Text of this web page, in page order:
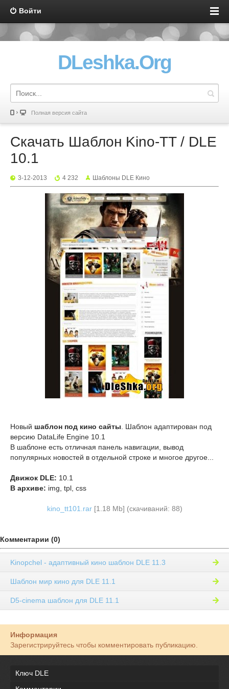
Войти
DLeshka.Org
Полная версия сайта
Скачать Шаблон Kino-TT / DLE
10.1
3-12-2013 4 232 Шаблоны DLE Кино
Новый шаблон под кино сайты . Шаблон адаптирован под
версию DataLife Engine 10.1
В шаблоне есть отличная панель навигации, вывод
популярных новостей в отдельной строке и многое другое...
Движок DLE: 10.1
В архиве: img, tpl, css
kino_tt101.rar[1.18 Mb] (cкачиваний: 88)
Комментарии (0)
Kinopchel - адаптивный кино шаблон DLE 11.3
Шаблон мир кино для DLE 11.1
D5-cinema шаблон для DLE 11.1
Информация
Зарегистрируйтесь чтобы комментировать публикацию.
Ключ DLE